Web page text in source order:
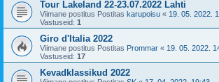
Tour Lakeland 22-23.07.2022 Lahti
Viimane postitus Postitas karupoisu « 19. 05. 2022.
Vastuseid: 1
Giro d'Italia 2022
Viimane postitus Postitas Prommar « 19. 05. 2022.
Vastuseid: 17
Kevadklassikud 2022